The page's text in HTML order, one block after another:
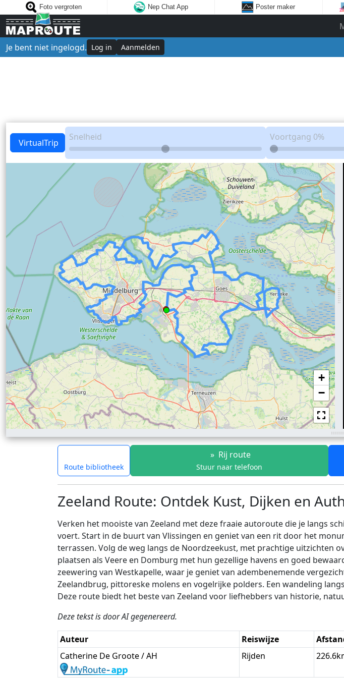
Foto vergroten Nep Chat App Poster maker
Je bent niet ingelogd. Log in Aanmelden
VirtualTrip
Snelheid Voortgang 0%
+
−
Route bibliotheek
» Rij route
Stuur naar telefoon
Zeeland Route: Ontdek Kust, Dijken en
Verken het mooiste van Zeeland met deze fraaie autoroute die je langs
voert. Start in de buurt van Vlissingen en geniet van een rit door het
terrassen. Volg de weg langs de Noordzeekust, met prachtige uitzichten
plaatsen als Veere en Domburg met hun gezellige havens en goed
zeewering van Westkapelle, waar je geniet van adembenemende
Zeelandbrug, pittoreske molens en vogelrijke polders. Een wandeling
Deze route biedt het beste van Zeeland voor liefhebbers van historie,
Deze tekst is door AI gegenereerd.
Auteur Reiswijze
Catherine De Groote / AH
Rijden